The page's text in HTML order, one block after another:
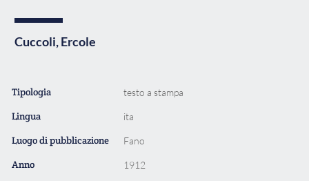
Cuccoli, Ercole
Tipologia testo a stampa
Lingua ita
Luogo di pubblicazione Fano
Anno 1912